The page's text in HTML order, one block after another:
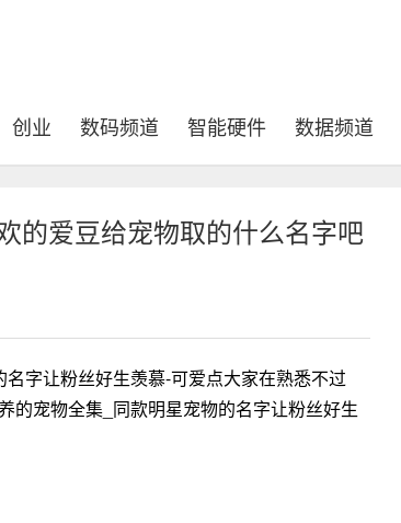
创业 数码频道 智能硬件 数据频道
的爱豆给宠物取的什么名字吧
字让粉丝好生羡慕-可爱点大家在熟悉不过
的宠物全集_同款明星宠物的名字让粉丝好生